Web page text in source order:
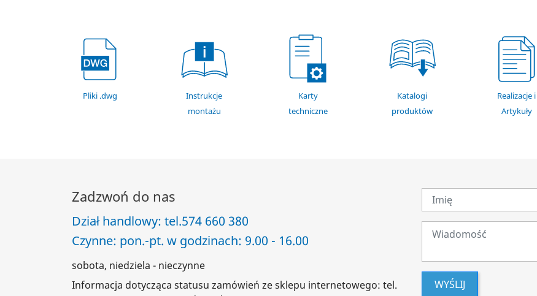
Pliki .dwg
Instrukcje
montażu
Karty
techniczne
Katalogi
produktów
Realizacje i
Artykuły
Zadzwoń do nas
Dział handlowy: tel.574 660 380
Czynne: pon.-pt. w godzinach: 9.00 - 16.00
sobota, niedziela - nieczynne
Informacja dotycząca statusu zamówień ze sklepu internetowego: tel.
WYŚLIJ